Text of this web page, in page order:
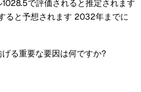
で評価されると推定されます
ると予想されます 2032年までに
る重要な要因は何ですか?